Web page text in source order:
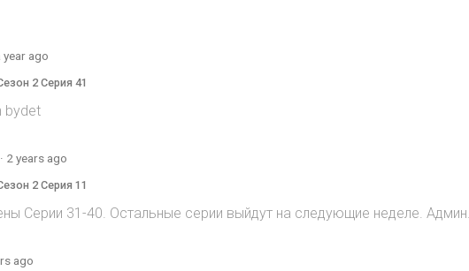
year ago
2 Серия 41
bydet
· 2 years ago
2 Серия 11
Серии 31-40. Остальные серии выйдут на следующие неделе.
ago